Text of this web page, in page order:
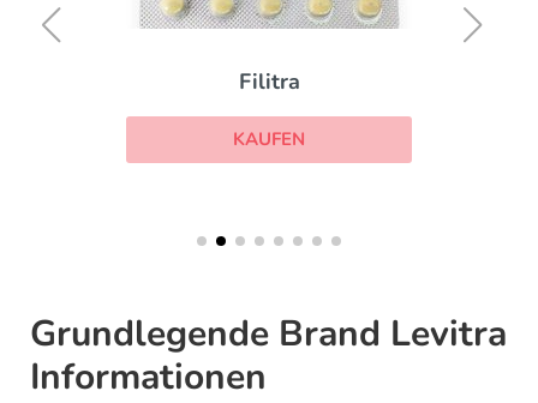
Filitra
KAUFEN
Grundlegende Brand Levitra
Informationen